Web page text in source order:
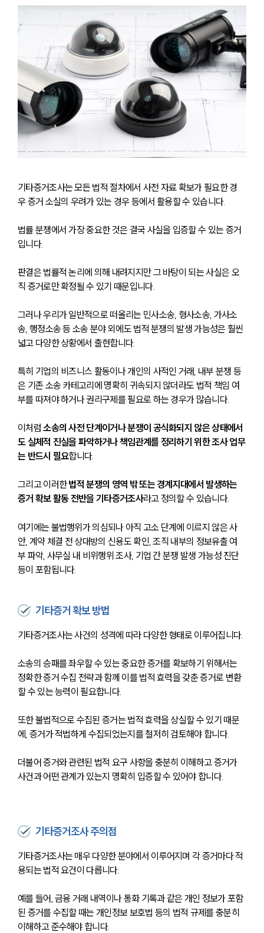
기타증거조사는 모든 법적 절차에서 사전 자료 확보가 필요한 경
우 증거 소실의 우려가 있는 경우 등에서 활용할 수 있습니다.
법률 분쟁에서 가장 중요한 것은 결국 사실을 입증할 수 있는 증거
입니다.
판결은 법률적 논리에 의해 내려지지만 그 바탕이 되는 사실은 오
직 증거로만 확정될 수 있기 때문입니다.
그러나 우리가 일반적으로 떠올리는 민사소송, 형사소송, 가사소
송, 행정소송 등 소송 분야 외에도 법적 분쟁의 발생 가능성은 훨씬
넓고 다양한 상황에서 출현합니다.
특히 기업의 비즈니스 활동이나 개인의 사적인 거래, 내부 분쟁 등
은 기존 소송 카테고리에 명확히 귀속되지 않더라도 법적 책임 여
부를 따져야 하거나 권리구제를 필요로 하는 경우가 많습니다.
이처럼 소송의 사전 단계이거나 분쟁이 공식화되지 않은 상태에서
도 실체적 진실을 파악하거나 책임관계를 정리하기 위한 조사 업무
는 반드시 필요합니다.
그리고 이러한 법적 분쟁의 영역 밖 또는 경계지대에서 발생하는
증거 확보 활동 전반을 기타증거조사라고 정의할 수 있습니다.
여기에는 불법행위가 의심되나 아직 고소 단계에 이르지 않은 사
안, 계약 체결 전 상대방의 신용도 확인, 조직 내부의 정보유출 여
부 파악, 사무실 내 비위행위 조사, 기업 간 분쟁 발생 가능성 진단
등이 포함됩니다.
기타증거 확보 방법
기타증거조사는 사건의 성격에 따라 다양한 형태로 이루어집니다.
소송의 승패를 좌우할 수 있는 중요한 증거를 확보하기 위해서는
정확한 증거 수집 전략과 함께 이를 법적 효력을 갖춘 증거로 변환
할 수 있는 능력이 필요합니다.
또한 불법적으로 수집된 증거는 법적 효력을 상실할 수 있기 때문
에, 증거가 적법하게 수집되었는지를 철저히 검토해야 합니다.
더불어 증거와 관련된 법적 요구 사항을 충분히 이해하고 증거가
사건과 어떤 관계가 있는지 명확히 입증할 수 있어야 합니다.
기타증거조사 주의점
기타증거조사는 매우 다양한 분야에서 이루어지며 각 증거마다 적
용되는 법적 요건이 다릅니다.
예를 들어, 금융 거래 내역이나 통화 기록과 같은 개인 정보가 포함
된 증거를 수집할 때는 개인정보 보호법 등의 법적 규제를 충분히
이해하고 준수해야 합니다.